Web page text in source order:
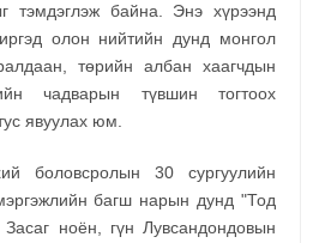
тэмдэглэж байна. Энэ хүрээнд
олон нийтийн дунд монгол
төрийн албан хаагчдын
чадварын түвшин тогтоох
явуулах юм.
боловсролын 30 сургуулийн
багш нарын дунд "Тод
ноён, гүн Лувсандондовын